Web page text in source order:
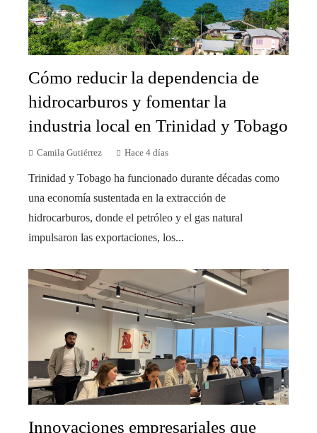
Cómo reducir la dependencia de
hidrocarburos y fomentar la
industria local en Trinidad y Tobago
Camila Gutiérrez Hace 4 días
Trinidad y Tobago ha funcionado durante décadas como
una economía sustentada en la extracción de
hidrocarburos, donde el petróleo y el gas natural
impulsaron las exportaciones, los...
Innovaciones empresariales que